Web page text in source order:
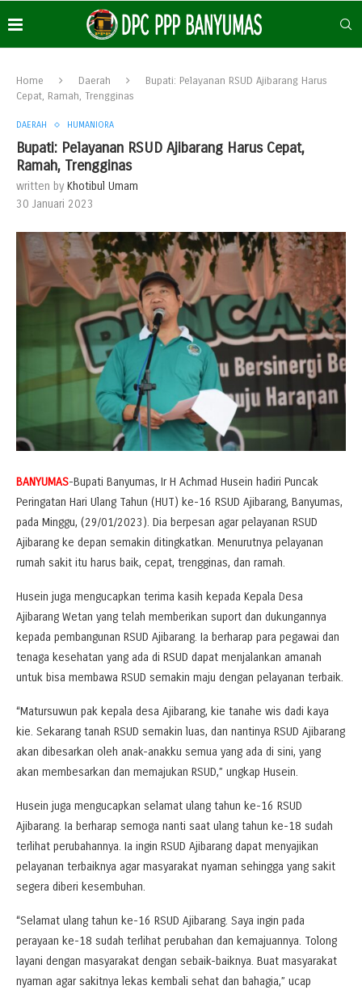
Home Daerah
Bupati: Pelayanan RSUD Ajibarang Harus
Cepat, Ramah, Trengginas
DAERAH HUMANIORA
Bupati: Pelayanan RSUD Ajibarang Harus Cepat,
Ramah, Trengginas
written by Khotibul Umam
30 Januari 2023
BANYUMAS-Bupati Banyumas, Ir H Achmad Husein hadiri Puncak
Peringatan Hari Ulang Tahun (HUT) ke-16 RSUD Ajibarang, Banyumas,
pada Minggu, (29/01/2023). Dia berpesan agar pelayanan RSUD
Ajibarang ke depan semakin ditingkatkan. Menurutnya pelayanan
rumah sakit itu harus baik, cepat, trengginas, dan ramah.
Husein juga mengucapkan terima kasih kepada Kepala Desa
Ajibarang Wetan yang telah memberikan suport dan dukungannya
kepada pembangunan RSUD Ajibarang. Ia berharap para pegawai dan
tenaga kesehatan yang ada di RSUD dapat menjalankan amanah
untuk bisa membawa RSUD semakin maju dengan pelayanan terbaik.
“Matursuwun pak kepala desa Ajibarang, kie tanahe wis dadi kaya
kie. Sekarang tanah RSUD semakin luas, dan nantinya RSUD Ajibarang
akan dibesarkan oleh anak-anakku semua yang ada di sini, yang
akan membesarkan dan memajukan RSUD,” ungkap Husein.
Husein juga mengucapkan selamat ulang tahun ke-16 RSUD
Ajibarang. Ia berharap semoga nanti saat ulang tahun ke-18 sudah
terlihat perubahannya. Ia ingin RSUD Ajibarang dapat menyajikan
pelayanan terbaiknya agar masyarakat nyaman sehingga yang sakit
segera diberi kesembuhan.
“Selamat ulang tahun ke-16 RSUD Ajibarang. Saya ingin pada
perayaan ke-18 sudah terlihat perubahan dan kemajuannya. Tolong
layani dengan masyarakat dengan sebaik-baiknya. Buat masyarakat
nyaman agar sakitnya lekas kembali sehat dan bahagia,” ucap